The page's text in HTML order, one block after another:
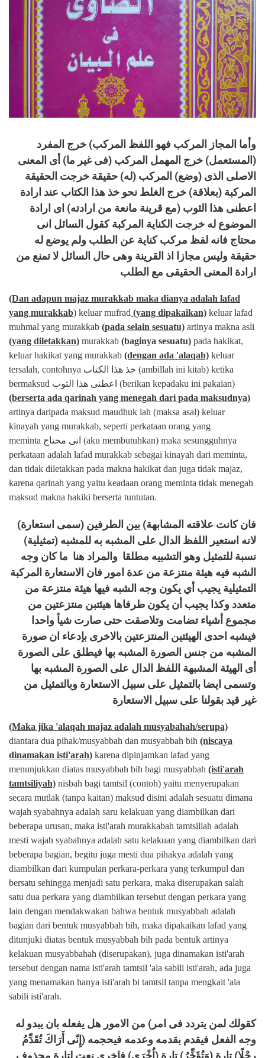
وأما المجاز المركب فهو اللفظ المركب) خرج المفرد
(المستعمل) خرج المهمل المركب (فى غير ما) أى المعنى
الاصلى الذى (وضع) المركب (له) حقيقة خرجت الحقيقة
المركبة (بعلاقة) خرج الغلط نحو خذ هذا الكتاب عند ارادة
اعطنى هذا الثوب (مع قرينة مانعة من ارادته) اى ارادة
الموضوع له خرجت الكناية المركبة كقول السائل انى
محتاج فانه لفظ مركب كناية عن الطلب ولم يوضع له
حقيقة وليس مجازا اذ القرينة وهى حال السائل لا تمنع من
ارادة المعنى الحقيقى مع الطلب
(Dan adapun majaz murakkab maka dianya adalah lafad
yang murakkab) keluar mufrad (yang dipakaikan) keluar lafad
muhmal yang murakkab (pada selain sesuatu) artinya makna asli
(yang diletakkan) murakkab (baginya sesuatu) pada hakikat,
keluar hakikat yang murakkab (dengan ada 'alaqah) keluar
tersalah, contohnya خذ هذا الكتاب (ambillah ini kitab) ketika
bermaksud اعطنى هذا الثوب (berikan kepadaku ini pakaian)
(berserta ada qarinah yang menegah dari pada maksudnya)
artinya daripada maksud maudhuk lah (maksa asal) keluar
kinayah yang murakkab, seperti perkataan orang yang
meminta انى محتاج (aku membutuhkan) maka sesungguhnya
perkataan adalah lafad murakkab sebagai kinayah dari meminta,
dan tidak diletakkan pada makna hakikat dan juga tidak majaz,
karena qarinah yang yaitu keadaan orang meminta tidak menegah
maksud makna hakiki berserta tuntutan.
فان كانت علاقته المشابهة) بين الطرفين (سمى استعارة)
لانه استعير اللفظ الدال على المشبه به للمشبه (تمثيلية)
نسبة للتمثيل وهو التشبيه مطلقا والمراد هنا ما كان وجه
الشبه فيه هيئة منتزعة من عدة امور فان الاستعارة المركبة
التمثيلية يجيب أي يكون وجه الشبه فيها هيئة منتزعة من
متعدد وكذا يجيب أن يكون طرفاها هيئتبن منتزعتين من
مجموع أشياء تضامت وتلاصقت حتى صارت شيأ واحدا
فيشبه احدى الهيئتين المنتزعتين بالاخرى بإدعاء ان صورة
المشبه من جنس الصورة المشبه بها فيطلق على الصورة
أى الهيئة المشبهة اللفظ الدال على الصورة المشبه بها
وتسمى ايضا بالتمثيل على سبيل الاستعارة وبالتمثيل من
غير قيد بقولنا على سبيل الاستعارة
(Maka jika 'alaqah majaz adalah musyabahah/serupa)
diantara dua pihak/musyabbah dan musyabbah bih (niscaya
dinamakan isti'arah) karena dipinjamkan lafad yang
menunjukkan diatas musyabbah bih bagi musyabbah (isti'arah
tamtsiliyah) nisbah bagi tamtsil (contoh) yaitu menyerupakan
secara mutlak (tanpa kaitan) maksud disini adalah sesuatu dimana
wajah syabahnya adalah saru kelakuan yang diambilkan dari
beberapa urusan, maka isti'arah murakkabah tamtsiliah adalah
mesti wajah syabahnya adalah satu kelakuan yang diambilkan dari
beberapa bagian, begitu juga mesti dua pihakya adalah yang
diambilkan dari kumpulan perkara-perkara yang terkumpul dan
bersatu sehingga menjadi satu perkara, maka diserupakan salah
satu dua perkara yang diambilkan tersebut dengan perkara yang
lain dengan mendakwakan bahwa bentuk musyabbah adalah
bagian dari bentuk musyabbah bih, maka dipakaikan lafad yang
ditunjuki diatas bentuk musyabbah bih pada bentuk artinya
kelakuan musyabbahah (diserupakan), juga dinamakan isti'arah
tersebut dengan nama isti'arah tamtsil 'ala sabili isti'arah, ada juga
yang menamakan hanya isti'arah bi tamtsil tanpa mengkait 'ala
sabili isti'arah.
كقولك لمن يتردد فى امر) من الامور هل يفعله بان يبدو له
وجه الفعل فيقدم بقدمه وعدمه فيحجمه (إِنّى أَرَاكَ تُقَدِّمُ
رِجْلًا) تارة (وَتُؤَخِّرُ) تارة (اُخْرَى) فاخرى نعت لتارة محذوف